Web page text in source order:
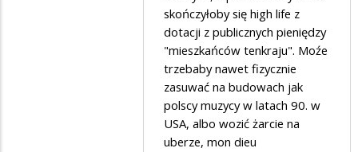
skończyłoby się high life z
dotacji z publicznych pieniędzy
"mieszkańców tenkraju". Moźe
trzebaby nawet fizycznie
zasuwać na budowach jak
polscy muzycy w latach 90. w
USA, albo wozić żarcie na
uberze, mon dieu